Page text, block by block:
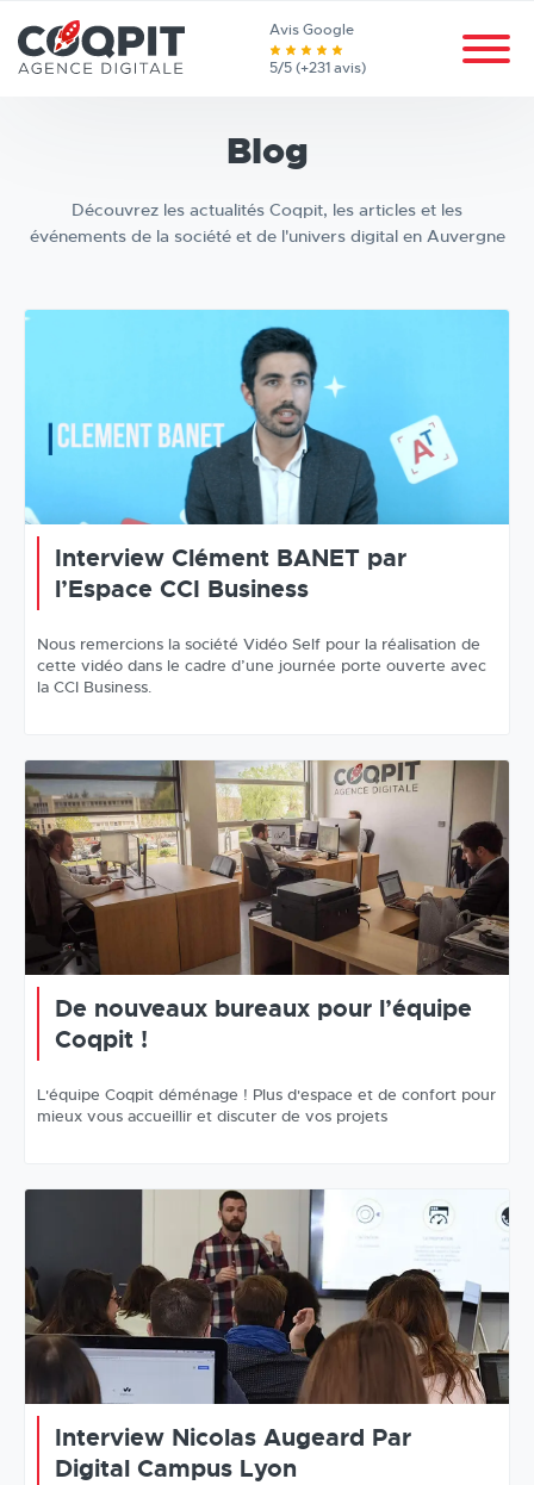
Avis Google
5/5 (+231 avis)
Blog
Découvrez les actualités Coqpit, les articles et les
événements de la société et de l'univers digital en Auvergne
Interview Clément BANET par
l’Espace CCI Business
Nous remercions la société Vidéo Self pour la réalisation de
cette vidéo dans le cadre d’une journée porte ouverte avec
la CCI Business.
De nouveaux bureaux pour l’équipe
Coqpit !
L'équipe Coqpit déménage ! Plus d'espace et de confort pour
mieux vous accueillir et discuter de vos projets
Interview Nicolas Augeard Par
Digital Campus Lyon